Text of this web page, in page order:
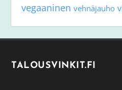
vegaaninen vehnäjauho
TALOUSVINKIT.FI